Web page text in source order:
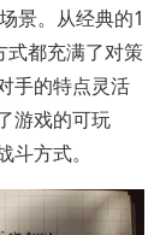
景。从经典的1
式都充满了对策
手的特点灵活
游戏的可玩
方式。